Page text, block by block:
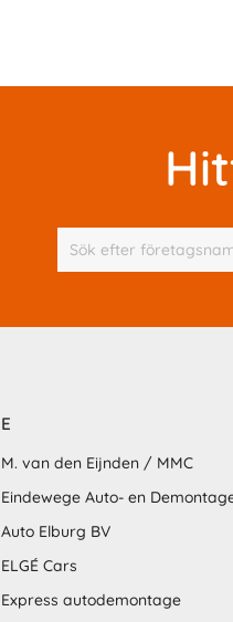
E
M. van den Eijnden / MMC
Eindewege Auto- en
Auto Elburg BV
ELGÉ Cars
Express autodemontage